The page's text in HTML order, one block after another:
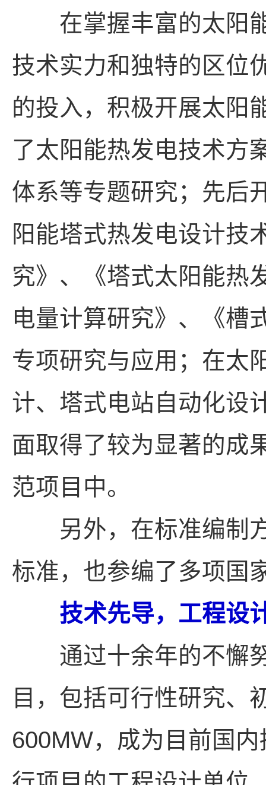
在掌握丰富的太阳能
技术实力和独特的区位
的投入，积极开展太阳
了太阳能热发电技术方
体系等专题研究；先后
阳能塔式热发电设计技
究》、《塔式太阳能热
电量计算研究》、《槽
专项研究与应用；在太
计、塔式电站自动化设
面取得了较为显著的成
范项目中。
另外，在标准编制方
标准，也参编了多项国
技术先导，工程设
通过十余年的不懈努
目，包括可行性研究、
600MW，成为目前国